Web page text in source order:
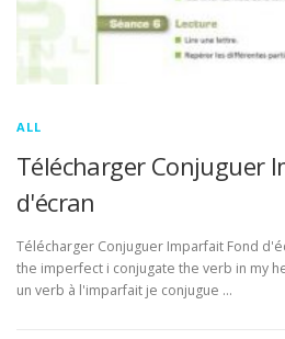
ALL
Télécharger Conjuguer
d'écran
Télécharger Conjuguer Imparfait Fond
the imperfect i conjugate the verb in my
un verb à l'imparfait je conjugue …